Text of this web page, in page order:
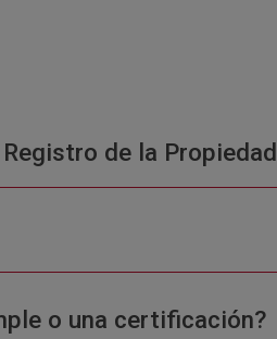
de la Propiedad
o una certificación?